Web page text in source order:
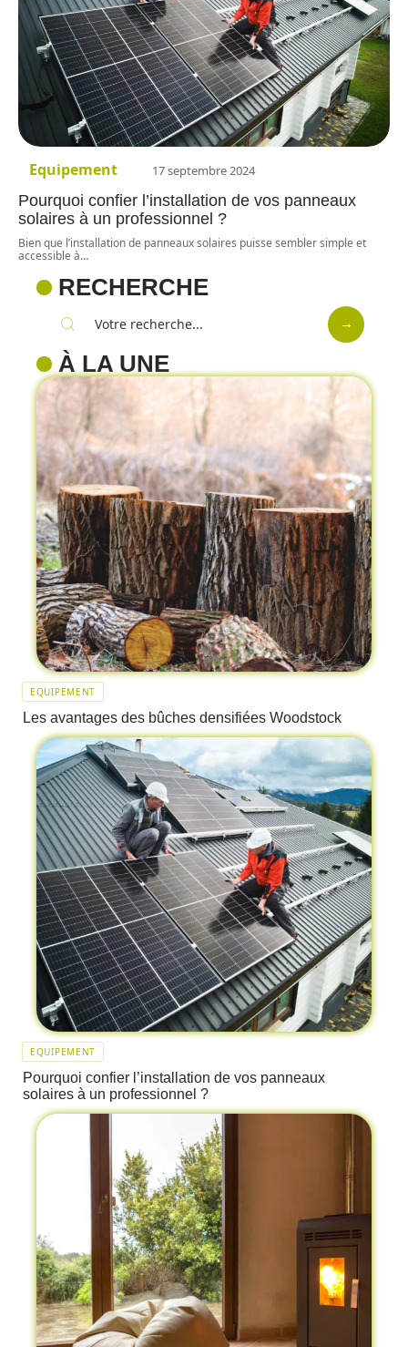
Equipement 17 septembre 2024
Pourquoi confier l’installation de vos panneaux
solaires à un professionnel ?
Bien que l’installation de panneaux solaires puisse sembler simple et
accessible à…
RECHERCHE
À LA UNE
EQUIPEMENT
Les avantages des bûches densifiées Woodstock
EQUIPEMENT
Pourquoi confier l’installation de vos panneaux
solaires à un professionnel ?